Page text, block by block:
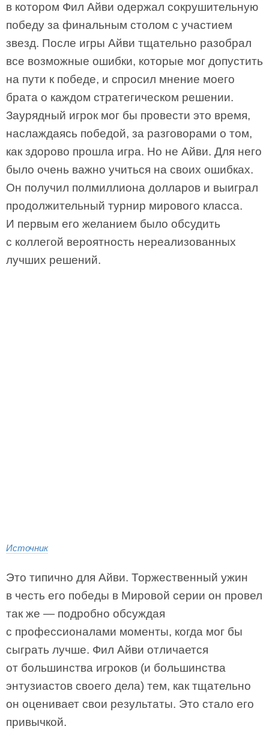
в котором Фил Айви одержал сокрушительную
победу за финальным столом с участием
звезд. После игры Айви тщательно разобрал
все возможные ошибки, которые мог допустить
на пути к победе, и спросил мнение моего
брата о каждом стратегическом решении.
Заурядный игрок мог бы провести это время,
наслаждаясь победой, за разговорами о том,
как здорово прошла игра. Но не Айви. Для него
было очень важно учиться на своих ошибках.
Он получил полмиллиона долларов и выиграл
продолжительный турнир мирового класса.
И первым его желанием было обсудить
с коллегой вероятность нереализованных
лучших решений.
Источник
Это типично для Айви. Торжественный ужин
в честь его победы в Мировой серии он провел
так же — подробно обсуждая
с профессионалами моменты, когда мог бы
сыграть лучше. Фил Айви отличается
от большинства игроков (и большинства
энтузиастов своего дела) тем, как тщательно
он оценивает свои результаты. Это стало его
привычкой.